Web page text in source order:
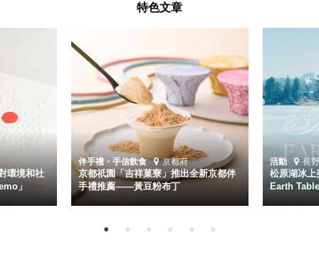
特色文章
環境和社
」
伴手禮・手信飲食 京都府
京都祇園「吉祥菓寮」推出全新京都伴
手禮推薦——黃豆粉布丁
活動 長
松原湖冰
Earth